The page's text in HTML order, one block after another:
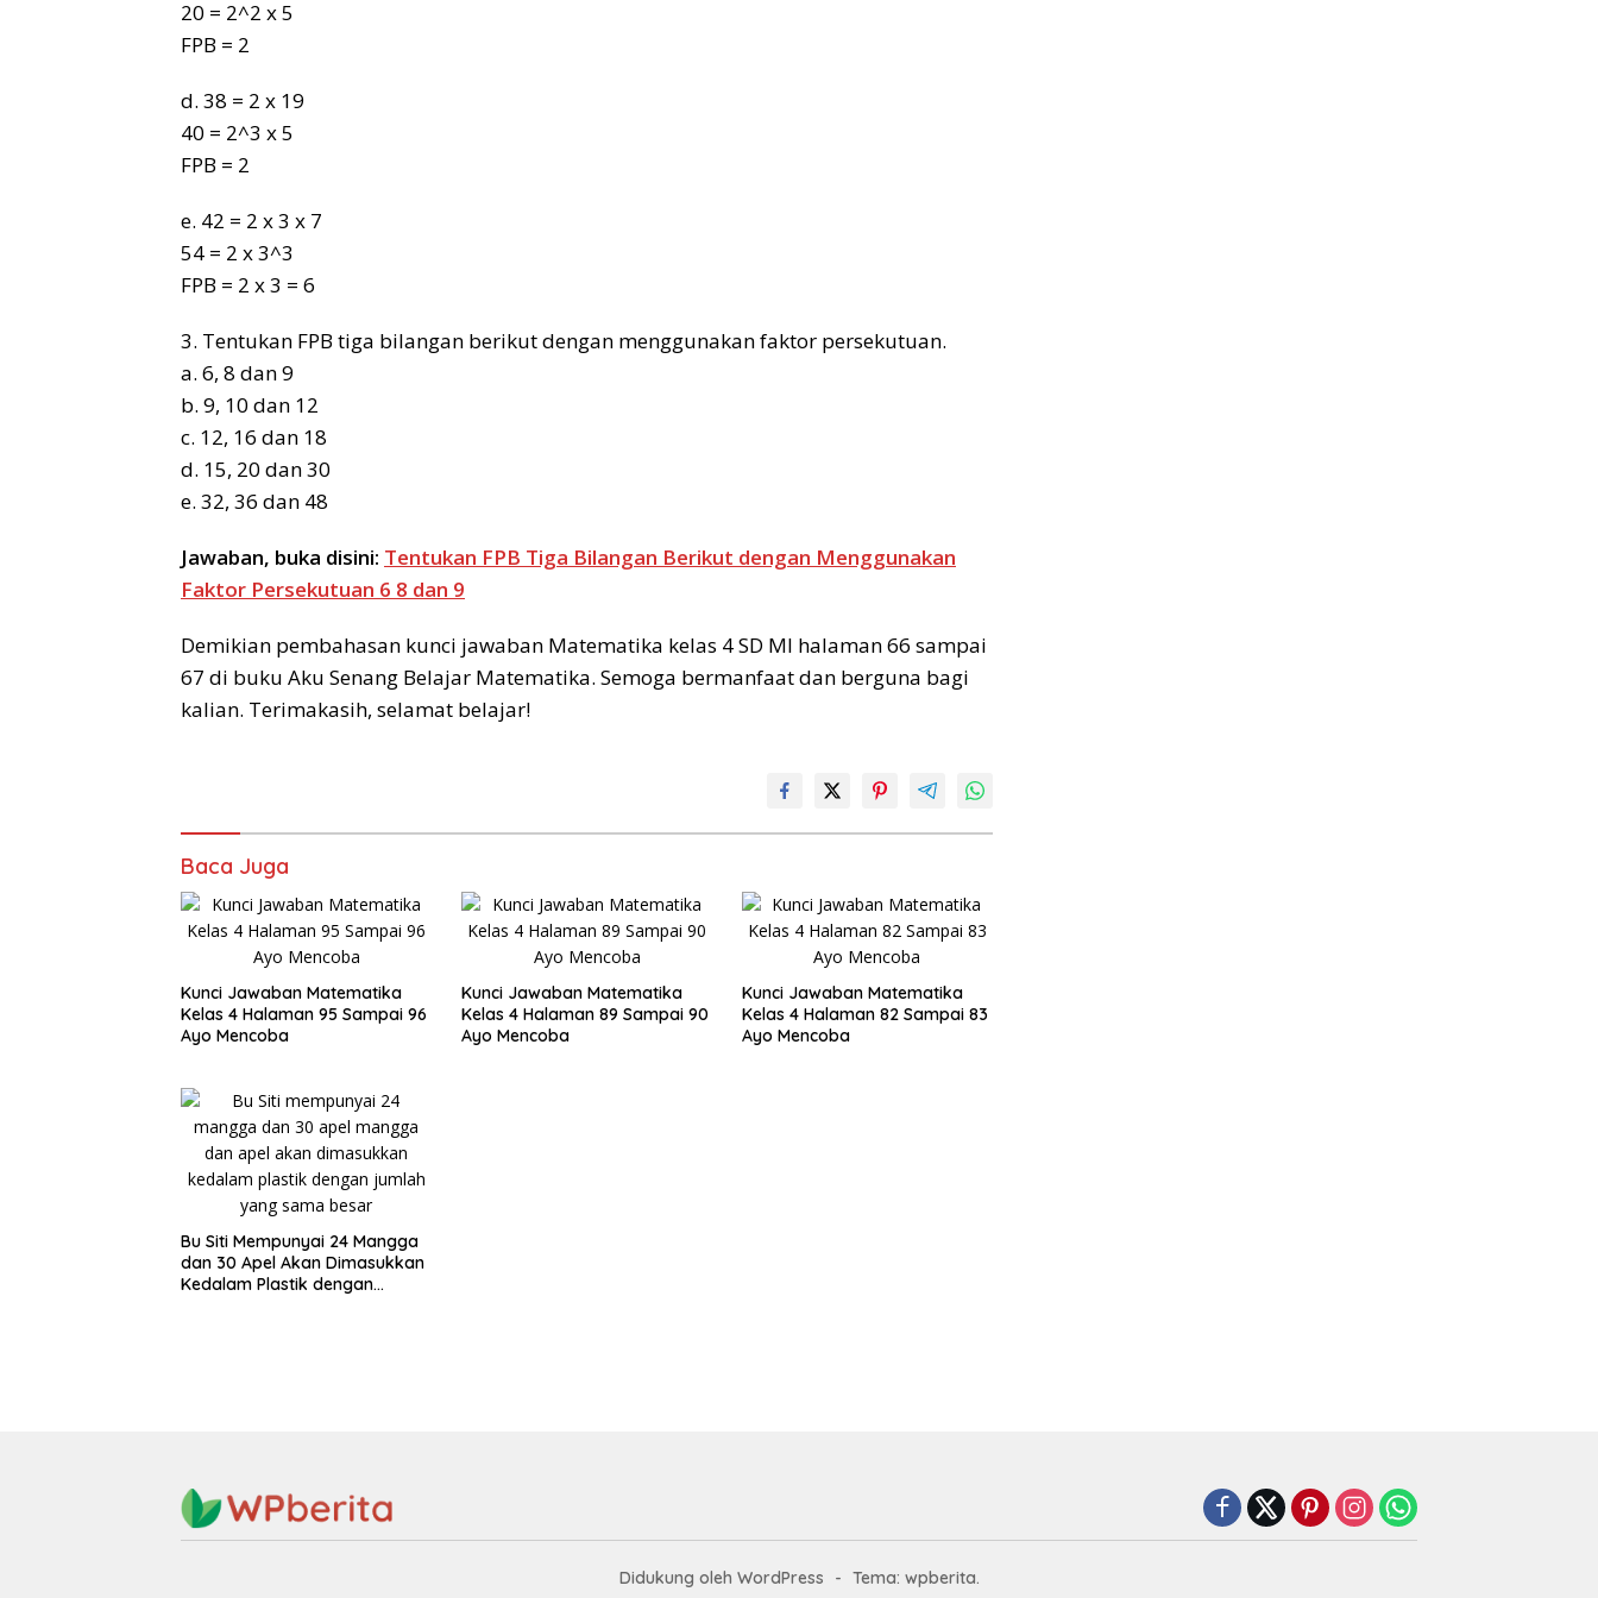
20 = 2^2 x 5
FPB = 2
d. 38 = 2 x 19
40 = 2^3 x 5
FPB = 2
e. 42 = 2 x 3 x 7
54 = 2 x 3^3
FPB = 2 x 3 = 6
3. Tentukan FPB tiga bilangan berikut dengan menggunakan faktor persekutuan.
a. 6, 8 dan 9
b. 9, 10 dan 12
c. 12, 16 dan 18
d. 15, 20 dan 30
e. 32, 36 dan 48
Jawaban, buka disini: Tentukan FPB Tiga Bilangan Berikut dengan Menggunakan
Faktor Persekutuan 6 8 dan 9
Demikian pembahasan kunci jawaban Matematika kelas 4 SD MI halaman 66 sampai
67 di buku Aku Senang Belajar Matematika. Semoga bermanfaat dan berguna bagi
kalian. Terimakasih, selamat belajar!
Baca Juga
Kunci Jawaban Matematika
Kelas 4 Halaman 95 Sampai 96
Ayo Mencoba
Kunci Jawaban Matematika
Kelas 4 Halaman 89 Sampai 90
Ayo Mencoba
Kunci Jawaban Matematika
Kelas 4 Halaman 82 Sampai 83
Ayo Mencoba
Bu Siti Mempunyai 24 Mangga
dan 30 Apel Akan Dimasukkan
Kedalam Plastik dengan
Didukung oleh WordPress - Tema: wpberita.